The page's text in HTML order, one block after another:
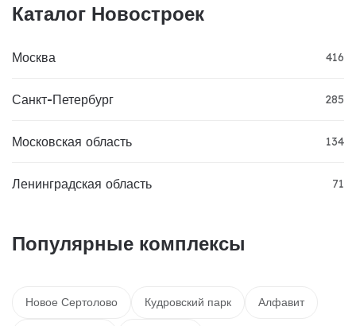
Каталог Новостроек
Москва 416
Санкт-Петербург 285
Московская область 134
Ленинградская область 71
Популярные комплексы
Новое Сертолово Кудровский парк Алфавит